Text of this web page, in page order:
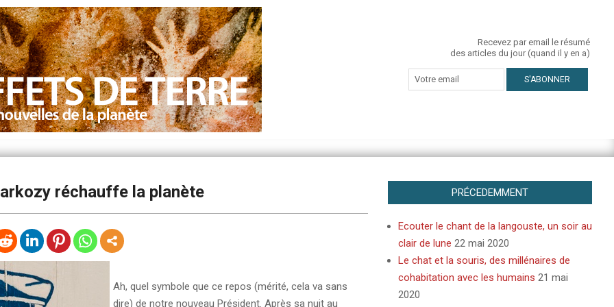
Recevez par email le résumé
des articles du jour (quand il y en a)
réchauffe la planète
Ah, quel symbole que ce repos (mérité, cela va sans
dire) de notre nouveau Président. Après sa nuit au
PRÉCEDEMMENT
Ecouter le chant de la langouste, un soir au
clair de lune 22 mai 2020
Le chat et la souris, des millénaires de
cohabitation avec les humains 21 mai
2020